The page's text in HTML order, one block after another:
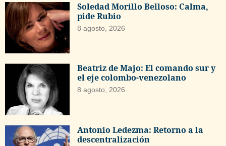
Soledad Morillo Belloso: Calma,
pide Rubio
8 agosto, 2026
Beatriz de Majo: El comando sur y
el eje colombo-venezolano
8 agosto, 2026
Antonio Ledezma: Retorno a la
descentralización